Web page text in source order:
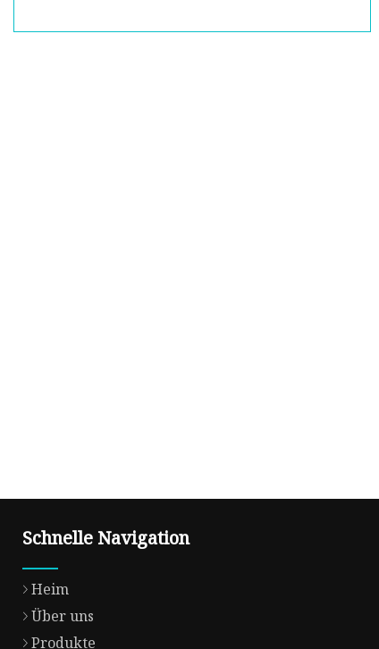
Schnelle Navigation
Heim
Über uns
Produkte